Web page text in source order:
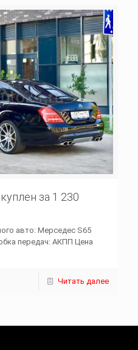
за 1 230
авто: Мерседес S65
передач: АКПП Цена
Читать далее